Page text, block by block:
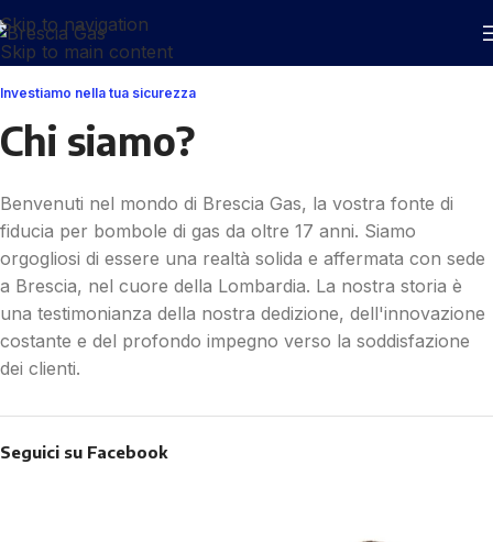
Skip to navigation
Skip to main content
Investiamo nella tua sicurezza
Chi siamo?
Benvenuti nel mondo di Brescia Gas, la vostra fonte di
fiducia per bombole di gas da oltre 17 anni. Siamo
orgogliosi di essere una realtà solida e affermata con sede
a Brescia, nel cuore della Lombardia. La nostra storia è
una testimonianza della nostra dedizione, dell'innovazione
costante e del profondo impegno verso la soddisfazione
dei clienti.
Seguici su Facebook